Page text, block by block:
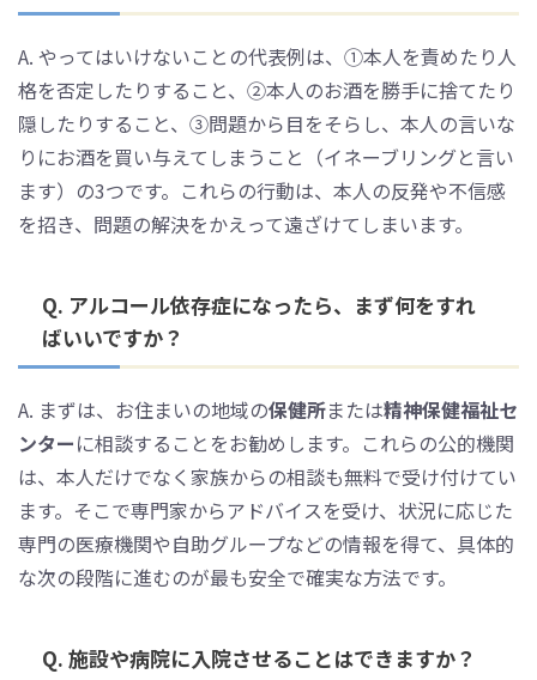
A. やってはいけないことの代表例は、①本人を責めたり人
格を否定したりすること、②本人のお酒を勝手に捨てたり
隠したりすること、③問題から目をそらし、本人の言いな
りにお酒を買い与えてしまうこと（イネーブリングと言い
ます）の3つです。これらの行動は、本人の反発や不信感
を招き、問題の解決をかえって遠ざけてしまいます。
Q. アルコール依存症になったら、まず何をすれ
ばいいですか？
A. まずは、お住まいの地域の保健所または精神保健福祉セ
ンターに相談することをお勧めします。これらの公的機関
は、本人だけでなく家族からの相談も無料で受け付けてい
ます。そこで専門家からアドバイスを受け、状況に応じた
専門の医療機関や自助グループなどの情報を得て、具体的
な次の段階に進むのが最も安全で確実な方法です。
Q. 施設や病院に入院させることはできますか？